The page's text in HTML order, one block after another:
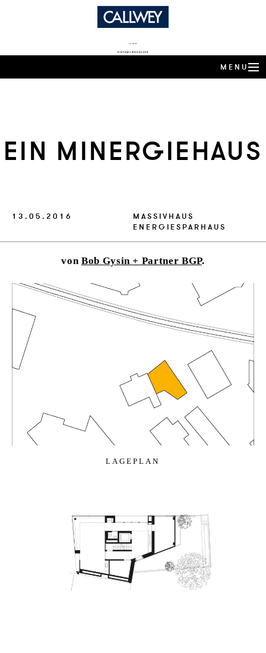
DIE BESTEN
EINFAMILIENHÄUSER
MENU
ARCHITEKTEN-PROFILE
BUCHSHOP
EIN MIN­ER­GIE­HAUS
13.05.2016
MASSIVHAUS
ENERGIESPARHAUS
von Bob Gysin + Partner BGP.
LA­GE­PLAN